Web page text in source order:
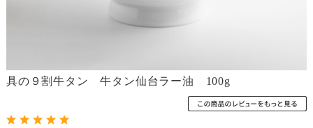
具の９割牛タン 牛タン仙台ラー油 100g